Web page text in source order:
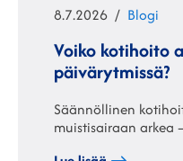
Julkaistu
8.7.2026 Kategoriat
Blogi
Voiko kotihoito
päivärytmissä?
Säännöllinen
muistisairaan arkea